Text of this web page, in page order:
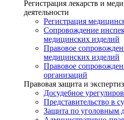
Регистрация лекарств и
деятельности
Регистрация
Сопровождение
медицинских изделий
Правовое
медицинских изделий
Правовое
организаций
Правовая защита и
Досудебное
Представительство в
Защита по уголовным